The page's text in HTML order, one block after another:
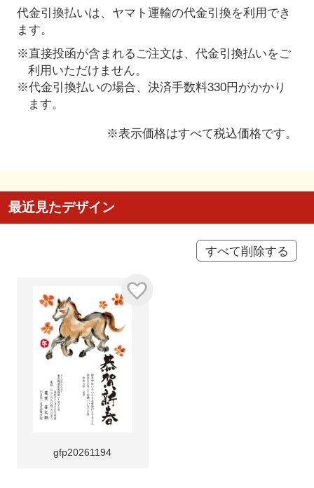
代金引換払いは、ヤマト運輸の代金引換を利用でき
ます。
※直接投函が含まれるご注文は、代金引換払いをご
利用いただけません。
※代金引換払いの場合、決済手数料330円がかかり
ます。
※表示価格はすべて税込価格です。
最近見たデザイン
すべて削除する
gfp20261194